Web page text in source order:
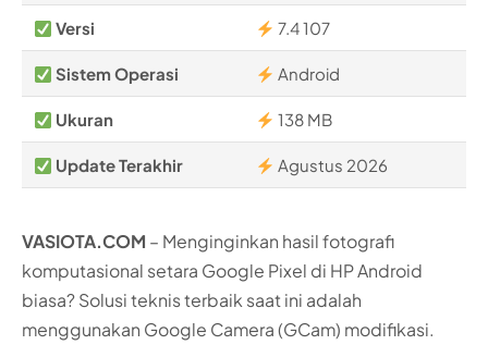
Versi 7.4 107
Sistem Operasi Android
Ukuran 138 MB
Update Terakhir Agustus 2026
VASIOTA.COM – Menginginkan hasil fotografi
komputasional setara Google Pixel di HP Android
biasa? Solusi teknis terbaik saat ini adalah
menggunakan Google Camera (GCam) modifikasi.